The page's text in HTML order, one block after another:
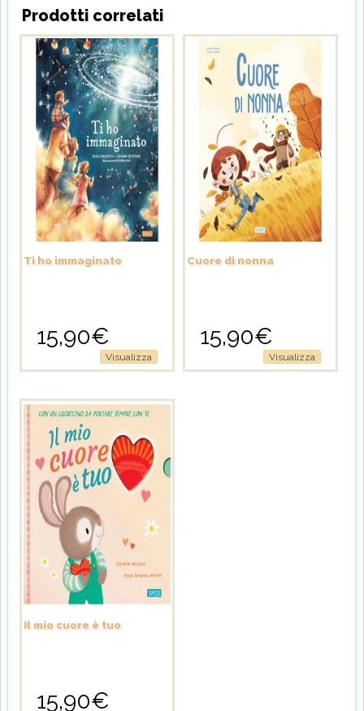
Prodotti correlati
Ti ho immaginato
15,90€
Visualizza
Cuore di nonna
15,90€
Visualizza
Il mio cuore è tuo
15,90€